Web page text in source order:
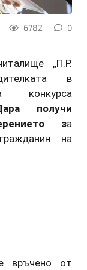
6782 0
„П.Р.
в
конкурса
получи
за
на
връчено от